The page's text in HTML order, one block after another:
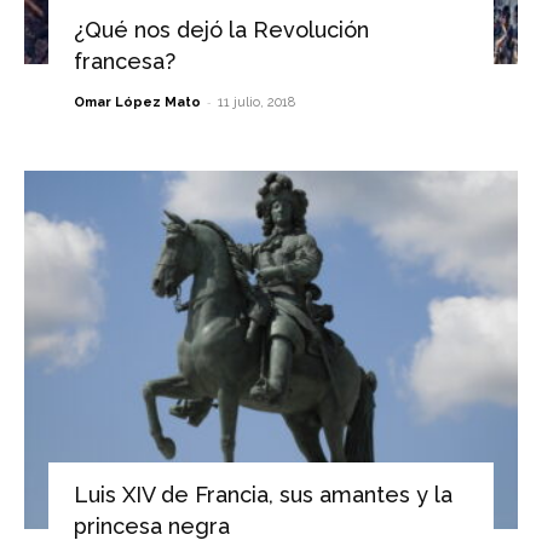
¿Qué nos dejó la Revolución
francesa?
Omar López Mato - 11 julio, 2018
Luis XIV de Francia, sus amantes y la
princesa negra